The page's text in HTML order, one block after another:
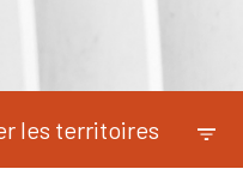
les territoires